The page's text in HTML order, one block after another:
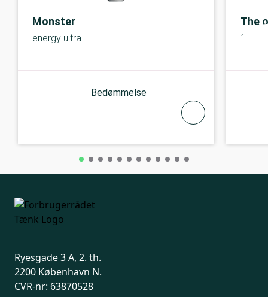
Monster
energy ultra
Bedømmelse
The
1
Ryesgade 3 A, 2. th.
2200 København N.
CVR-nr: 63870528